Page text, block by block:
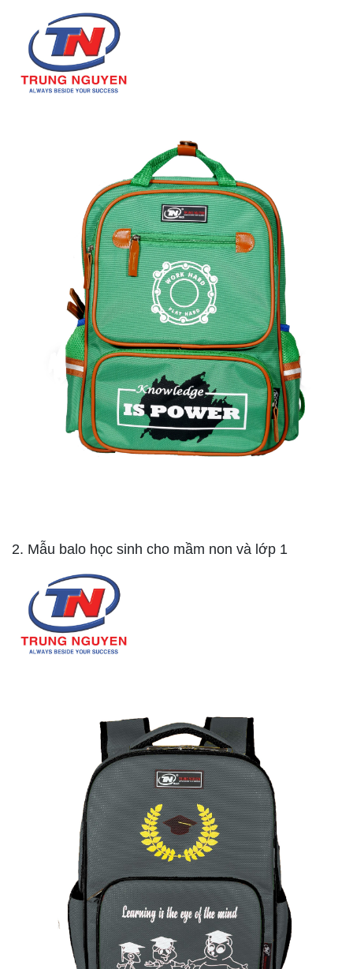
2. Mẫu balo học sinh cho mầm non và lớp 1